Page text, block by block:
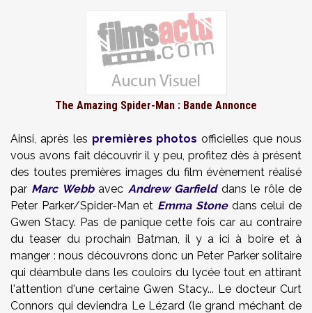
The Amazing Spider-Man : Bande Annonce
Ainsi, après les premières photosofficielles que nous
vous avons fait découvrir il y peu, profitez dès à présent
des toutes premières images du film évènement réalisé
par Marc Webbavec Andrew Garfielddans le rôle de
Peter Parker/Spider-Man et Emma Stonedans celui de
Gwen Stacy. Pas de panique cette fois car au contraire
du teaser du prochain Batman, il y a ici à boire et à
manger : nous découvrons donc un Peter Parker solitaire
qui déambule dans les couloirs du lycée tout en attirant
l'attention d'une certaine Gwen Stacy... Le docteur Curt
Connors qui deviendra Le Lézard (le grand méchant de